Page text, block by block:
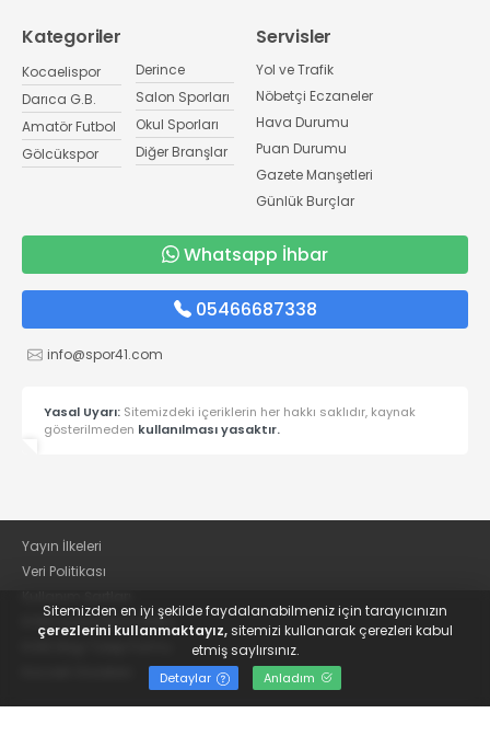
Kategoriler
Kocaelispor
Darıca G.B.
Amatör Futbol
Gölcükspor
Derince
Salon Sporları
Okul Sporları
Diğer Branşlar
Servisler
Yol ve Trafik
Nöbetçi Eczaneler
Hava Durumu
Puan Durumu
Gazete Manşetleri
Günlük Burçlar
Whatsapp İhbar
05466687338
info@spor41.com
Yasal Uyarı: Sitemizdeki içeriklerin her hakkı saklıdır, kaynak
gösterilmeden kullanılması yasaktır.
Yayın İlkeleri
Veri Politikası
KVKK Aydınlatma Metni
Sitemizden en iyi şekilde faydalanabilmeniz için tarayıcınızın
çerezlerini kullanmaktayız,sitemizi kullanarak çerezleri kabul
etmiş saylırsınız.
Detaylar Anladım